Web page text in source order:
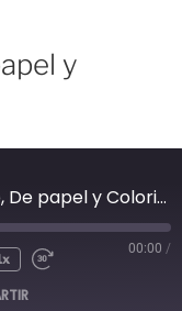
y
La dama y el vagabundo, De papel y Colorines. 29-11-2015
00:00 /